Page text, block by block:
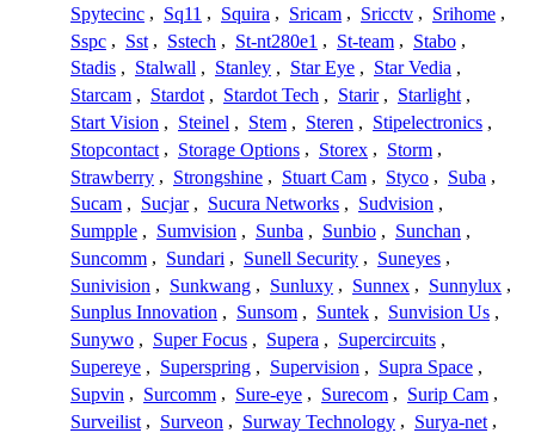
Spytecinc , Sq11 , Squira , Sricam , Sricctv , Srihome ,
Sspc , Sst , Sstech , St-nt280e1 , St-team , Stabo ,
Stadis , Stalwall , Stanley , Star Eye , Star Vedia ,
Starcam , Stardot , Stardot Tech , Starir , Starlight ,
Start Vision , Steinel , Stem , Steren , Stipelectronics ,
Stopcontact , Storage Options , Storex , Storm ,
Strawberry , Strongshine , Stuart Cam , Styco , Suba ,
Sucam , Sucjar , Sucura Networks , Sudvision ,
Sumpple , Sumvision , Sunba , Sunbio , Sunchan ,
Suncomm , Sundari , Sunell Security , Suneyes ,
Sunivision , Sunkwang , Sunluxy , Sunnex , Sunnylux ,
Sunplus Innovation , Sunsom , Suntek , Sunvision Us ,
Sunywo , Super Focus , Supera , Supercircuits ,
Supereye , Superspring , Supervision , Supra Space ,
Supvin , Surcomm , Sure-eye , Surecom , Surip Cam ,
Surveilist , Surveon , Surway Technology , Surya-net ,